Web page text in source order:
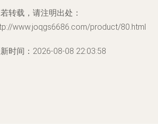
转载，请注明出处：
www.joqgs6686.com/product/80.html
时间：2026-08-08 22:03:58